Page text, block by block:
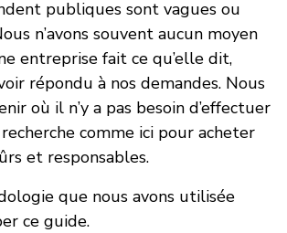
publiques sont vagues ou
n’avons souvent aucun moyen
entreprise fait ce qu’elle dit,
répondu à nos demandes. Nous
où il n’y a pas besoin d’effectuer
comme ici pour acheter
et responsables.
que nous avons utilisée
ce guide.